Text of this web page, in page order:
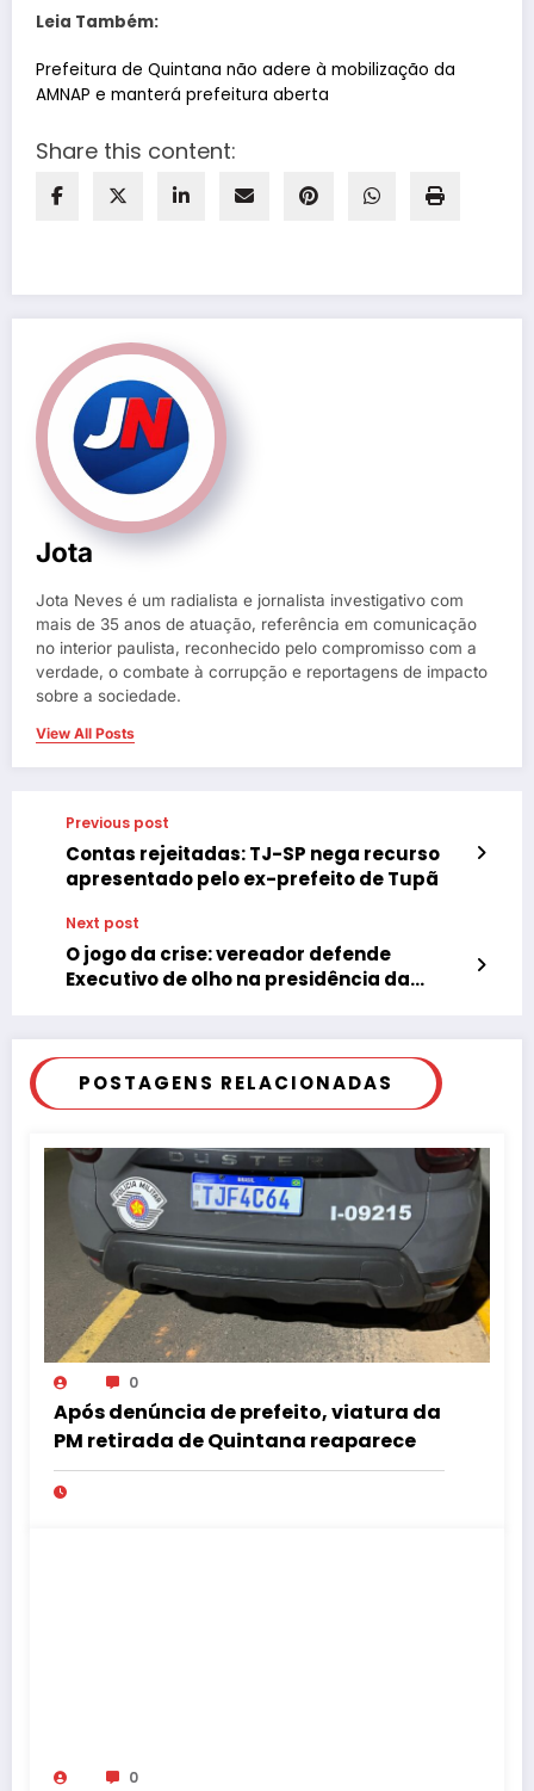
Leia Também:
Prefeitura de Quintana não adere à mobilização da
AMNAP e manterá prefeitura aberta
Share this content:
Jota
Jota Neves é um radialista e jornalista investigativo com
mais de 35 anos de atuação, referência em comunicação
no interior paulista, reconhecido pelo compromisso com a
verdade, o combate à corrupção e reportagens de impacto
sobre a sociedade.
View All Posts
Previous post
Contas rejeitadas: TJ-SP nega recurso
apresentado pelo ex-prefeito de Tupã
Next post
O jogo da crise: vereador defende
Executivo de olho na presidência da
POSTAGENS RELACIONADAS
0
Após denúncia de prefeito, viatura da
PM retirada de Quintana reaparece
0